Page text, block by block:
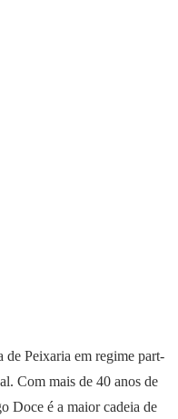
Peixaria em regime part-
Com mais de 40 anos de
Doce é a maior cadeia de